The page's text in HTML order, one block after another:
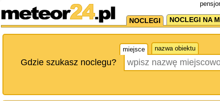
NOCLEGI NOCLEGI NA
miejsce nazwa obiektu
Gdzie szukasz noclegu?